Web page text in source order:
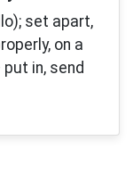
set apart,
on a
in, send